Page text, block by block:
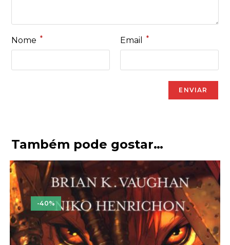
Nome * Email *
Também pode gostar…
-40%